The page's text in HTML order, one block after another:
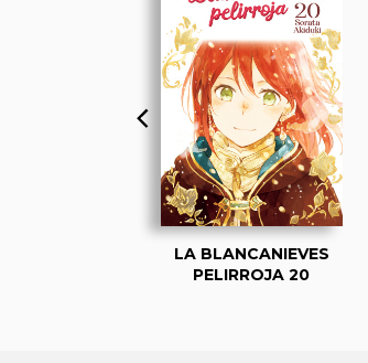
LA BLANCANIEVES
PELIRROJA 20